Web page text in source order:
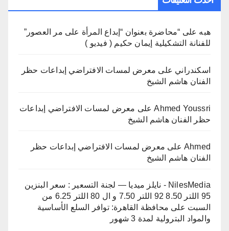
هبه على “محاضرة بعنوان “إبداع المرأة على مر العصور”
للفنانة التشكيلية إيمان حكيم ( فيديو )
اسكندراني على معرض لمسات الافتراضي إبداعات حظر
الفنان هاشم الشيخ
Ahmed Youssriعلى معرض لمسات الافتراضي إبداعات
حظر الفنان هاشم الشيخ
Ahmed على معرض لمسات الافتراضي إبداعات حظر
الفنان هاشم الشيخ
NilesMedia - نايلز ميديا — لجنة التسعير : سعر البنزين
95 اللتر 8.50 92 اللتر 7.50 و ال 80 اللتر 6.25 من
السبت على محافظة القاهرة: توافر السلع الأساسية
والمواد البترولية لمدة 3 شهور